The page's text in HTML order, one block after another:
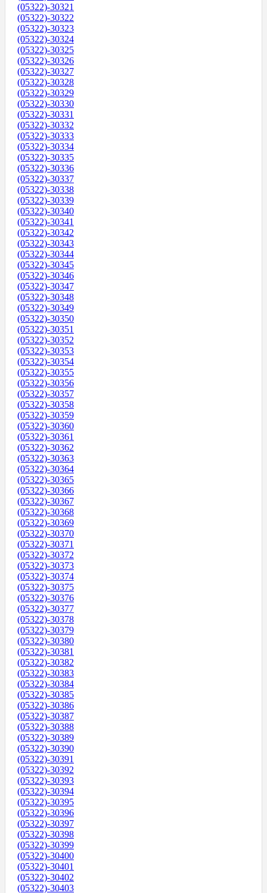
(05322)-30321
(05322)-30322
(05322)-30323
(05322)-30324
(05322)-30325
(05322)-30326
(05322)-30327
(05322)-30328
(05322)-30329
(05322)-30330
(05322)-30331
(05322)-30332
(05322)-30333
(05322)-30334
(05322)-30335
(05322)-30336
(05322)-30337
(05322)-30338
(05322)-30339
(05322)-30340
(05322)-30341
(05322)-30342
(05322)-30343
(05322)-30344
(05322)-30345
(05322)-30346
(05322)-30347
(05322)-30348
(05322)-30349
(05322)-30350
(05322)-30351
(05322)-30352
(05322)-30353
(05322)-30354
(05322)-30355
(05322)-30356
(05322)-30357
(05322)-30358
(05322)-30359
(05322)-30360
(05322)-30361
(05322)-30362
(05322)-30363
(05322)-30364
(05322)-30365
(05322)-30366
(05322)-30367
(05322)-30368
(05322)-30369
(05322)-30370
(05322)-30371
(05322)-30372
(05322)-30373
(05322)-30374
(05322)-30375
(05322)-30376
(05322)-30377
(05322)-30378
(05322)-30379
(05322)-30380
(05322)-30381
(05322)-30382
(05322)-30383
(05322)-30384
(05322)-30385
(05322)-30386
(05322)-30387
(05322)-30388
(05322)-30389
(05322)-30390
(05322)-30391
(05322)-30392
(05322)-30393
(05322)-30394
(05322)-30395
(05322)-30396
(05322)-30397
(05322)-30398
(05322)-30399
(05322)-30400
(05322)-30401
(05322)-30402
(05322)-30403